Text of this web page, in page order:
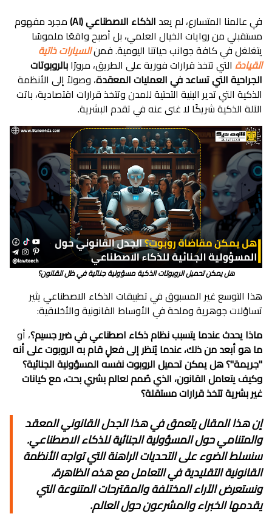
في عالمنا المتسارع، لم يعد الذكاء الاصطناعي (AI)
مجرد مفهوم
مستقبلي من روايات الخيال العلمي، بل أصبح واقعًا ملموسًا
يتغلغل في كافة جوانب حياتنا اليومية. فمنالسيارات ذاتية
القيادة التي تتخذ قرارات فورية على الطريق، مرورًابالروبوتات
الجراحية التي تساعد في العمليات المعقدة، وصولاً إلى الأنظمة
الذكية التي تدير البنية التحتية للمدن وتتخذ قرارات اقتصادية، باتت
الآلة الذكية شريكًا لا غنى عنه في تقدم البشرية.
هل يمكن تحميل الروبوتات الذكية مسؤولية جنائية في ظل القانون؟
هذا التوسع غير المسبوق في تطبيقات الذكاء الاصطناعي يثير
تساؤلات جوهرية وملحة في الأوساط القانونية والأخلاقية:
ماذا يحدث عندما يتسبب نظام ذكاء اصطناعي في ضرر جسيم؟، أو
ما هو أبعد من ذلك، عندما يُنظر إلى فعلٍ قام به الروبوت على أنه
"جريمة"؟هل يمكن تحميل الروبوت نفسه المسؤولية الجنائية؟
وكيف يتعامل القانون، الذي صُمم لعالم بشري بحت، مع كيانات
غير بشرية تتخذ قرارات مستقلة؟
إن هذا المقال يتعمق في هذا الجدل القانوني المعقد
والمتنامي حولالمسؤولية الجنائية للذكاء الاصطناعي.
سنسلط الضوء على التحديات الراهنة التي تواجه الأنظمة
القانونية التقليدية في التعامل مع هذه الظاهرة،
ونستعرض الآراء المختلفة والمقترحات المتنوعة التي
يقدمها الخبراء والمشرعون حول العالم.